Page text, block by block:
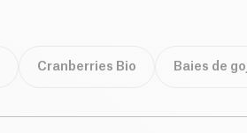
Cranberries Bio Baies de